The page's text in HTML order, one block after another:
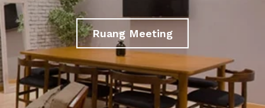
Ruang Meeting